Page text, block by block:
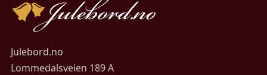
Julebord.no
Lommedalsveien 189 A